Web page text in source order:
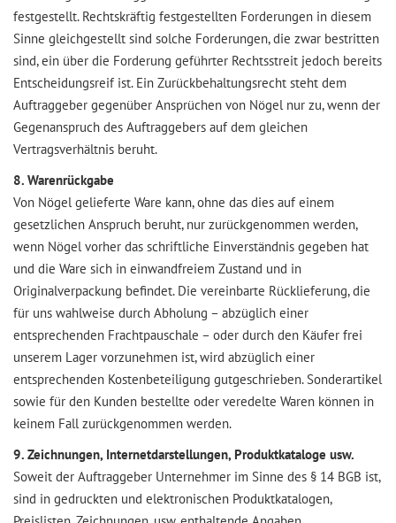
festgestellt. Rechtskräftig festgestellten Forderungen in diesem
Sinne gleichgestellt sind solche Forderungen, die zwar bestritten
sind, ein über die Forderung geführter Rechtsstreit jedoch bereits
Entscheidungsreif ist. Ein Zurückbehaltungsrecht steht dem
Auftraggeber gegenüber Ansprüchen von Nögel nur zu, wenn der
Gegenanspruch des Auftraggebers auf dem gleichen
Vertragsverhältnis beruht.
8. Warenrückgabe
Von Nögel gelieferte Ware kann, ohne das dies auf einem
gesetzlichen Anspruch beruht, nur zurückgenommen werden,
wenn Nögel vorher das schriftliche Einverständnis gegeben hat
und die Ware sich in einwandfreiem Zustand und in
Originalverpackung befindet. Die vereinbarte Rücklieferung, die
für uns wahlweise durch Abholung – abzüglich einer
entsprechenden Frachtpauschale – oder durch den Käufer frei
unserem Lager vorzunehmen ist, wird abzüglich einer
entsprechenden Kostenbeteiligung gutgeschrieben. Sonderartikel
sowie für den Kunden bestellte oder veredelte Waren können in
keinem Fall zurückgenommen werden.
9. Zeichnungen, Internetdarstellungen, Produktkataloge usw.
Soweit der Auftraggeber Unternehmer im Sinne des § 14 BGB ist,
sind in gedruckten und elektronischen Produktkatalogen,